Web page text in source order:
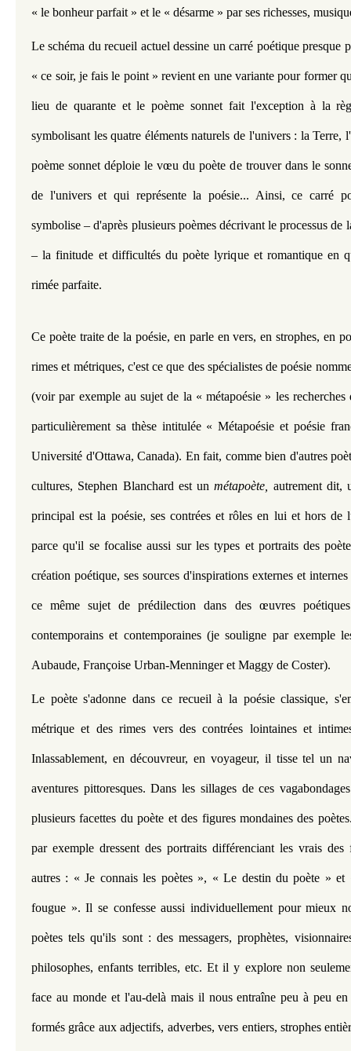
« le bonheur parfait » et le « désarme » par ses richesses,
Le schéma du recueil actuel dessine un carré poétique presque
« ce soir, je fais le point » revient en une variante pour former
lieu de quarante et le poème sonnet fait l'exception à la
symbolisant les quatre éléments naturels de l'univers : la
poème sonnet déploie le vœu du poète de trouver dans le
de l'univers et qui représente la poésie... Ainsi, ce carré
symbolise – d'après plusieurs poèmes décrivant le processus de
– la finitude et difficultés du poète lyrique et romantique en
rimée parfaite.
Ce poète traite de la poésie, en parle en vers, en strophes, en
rimes et métriques, c'est ce que des spécialistes de poésie
(voir par exemple au sujet de la « métapoésie » les
particulièrement sa thèse intitulée « Métapoésie et poésie
Université d'Ottawa, Canada). En fait, comme bien d'autres
cultures, Stephen Blanchard est un métapoète, autrement dit,
principal est la poésie, ses contrées et rôles en lui et hors
parce qu'il se focalise aussi sur les types et portraits des
création poétique, ses sources d'inspirations externes et
ce même sujet de prédilection dans des œuvres
contemporains et contemporaines (je souligne par exemple
Aubaude, Françoise Urban-Menninger et Maggy de Coster).
Le poète s'adonne dans ce recueil à la poésie classique,
métrique et des rimes vers des contrées lointaines et
Inlassablement, en découvreur, en voyageur, il tisse tel un
aventures pittoresques. Dans les sillages de ces
plusieurs facettes du poète et des figures mondaines des
par exemple dressent des portraits différenciant les vrais des
autres : « Je connais les poètes », « Le destin du poète »
fougue ». Il se confesse aussi individuellement pour mieux
poètes tels qu'ils sont : des messagers, prophètes,
philosophes, enfants terribles, etc. Et il y explore non
face au monde et l'au-delà mais il nous entraîne peu à peu
formés grâce aux adjectifs, adverbes, vers entiers, strophes